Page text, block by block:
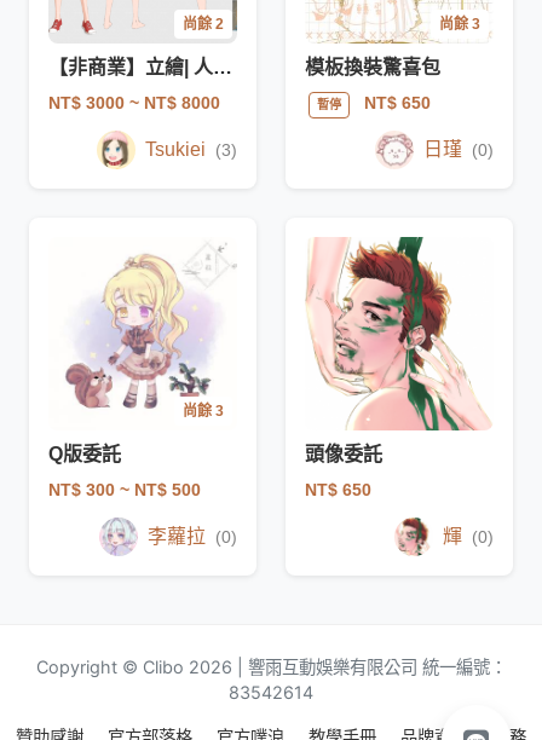
尚餘 2
【非商業】立繪| 人物設計/人物設定繪製(全身)
NT$ 3000 ~ NT$ 8000
Tsukiei (3)
尚餘 3
模板換裝驚喜包
暫停 NT$ 650
日瑾 (0)
尚餘 3
Q版委託
NT$ 300 ~ NT$ 500
李蘿拉 (0)
頭像委託
NT$ 650
輝 (0)
Copyright © Clibo 2026 | 響雨互動娛樂有限公司 統一編號：
83542614